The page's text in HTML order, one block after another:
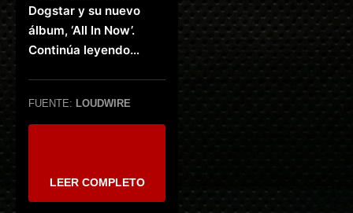
Dogstar y su nuevo
álbum, ‘All In Now’.
Continúa leyendo…
FUENTE: LOUDWIRE
LEER COMPLETO